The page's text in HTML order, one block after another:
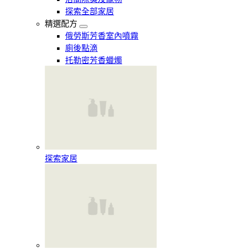
探索全部家居
精選配方
俄勞斯芳香室內噴霧
廁後點滴
托勒密芳香蠟燭
探索家居